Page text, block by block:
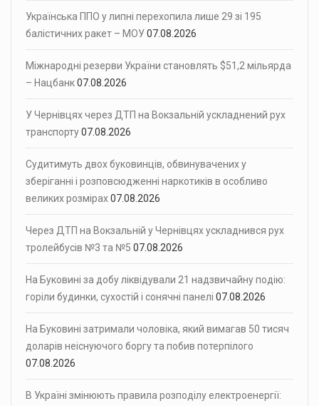
Українська ППО у липні перехопила лише 29 зі 195
балістичних ракет – МОУ07.08.2026
Міжнародні резерви України становлять $51,2 мільярда
– Нацбанк07.08.2026
У Чернівцях через ДТП на Вокзальній ускладнений рух
транспорту07.08.2026
Судитимуть двох буковинців, обвинувачених у
зберіганні і розповсюдженні наркотиків в особливо
великих розмірах07.08.2026
Через ДТП на Вокзальній у Чернівцях ускладнився рух
тролейбусів №3 та №5 07.08.2026
На Буковині за добу ліквідували 21 надзвичайну подію:
горіли будинки, сухостій і сонячні панелі 07.08.2026
На Буковині затримали чоловіка, який вимагав 50 тисяч
доларів неіснуючого боргу та побив потерпілого
07.08.2026
В Україні змінюють правила розподілу електроенергії: